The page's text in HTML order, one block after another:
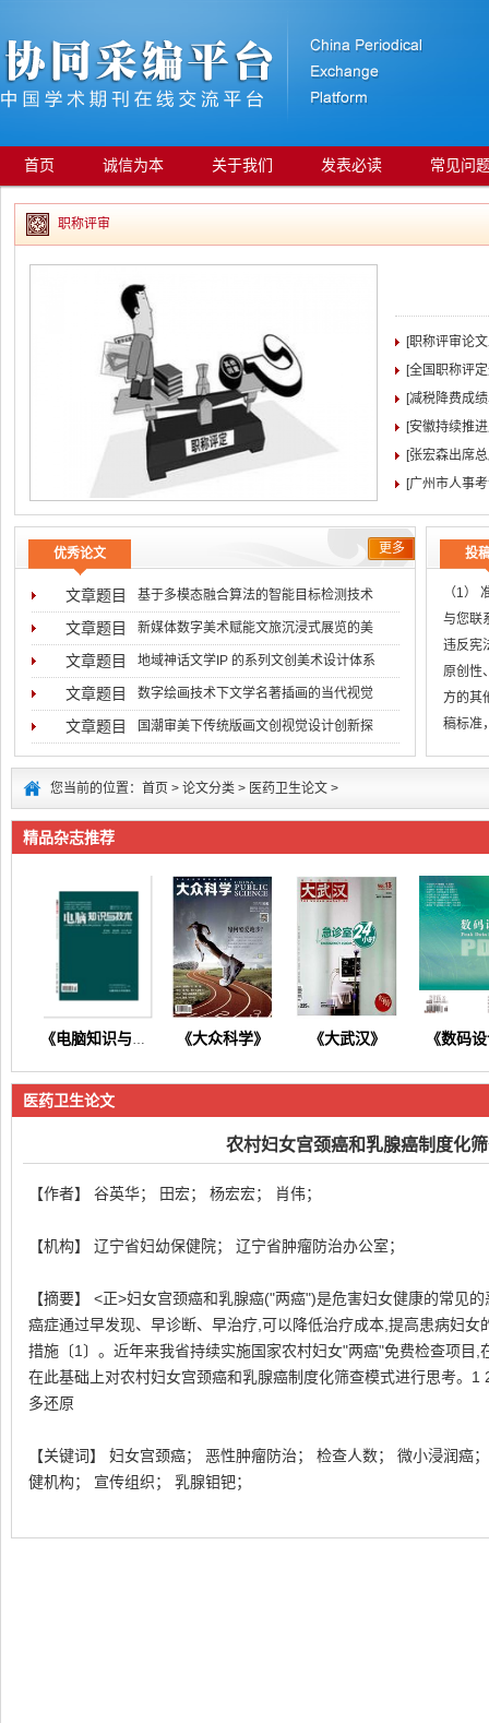
首页 诚信为本 关于我们 发表必读 常见问
职称评审
[职称评审论
[全国职称评
[减税降费成
[安徽持续推
[张宏森出席
[广州市人事
优秀论文 更多
基于多模态融合算法的智能目标检测技术
文章题目
新媒体数字美术赋能文旅沉浸式展览的美
文章题目
地域神话文学IP 的系列文创美术设计体系
文章题目
数字绘画技术下文学名著插画的当代视觉
文章题目
国潮审美下传统版画文创视觉设计创新探
文章题目
投
（1）
与您联
违反宪
原创性
方的其
稿标准
您当前的位置： 首页 > 论文分类 > 医药卫生论文 >
精品杂志推荐
《电脑知识与技术》 《大众科学》 《大武汉》 《数码
医药卫生论文
农村妇女宫颈癌和乳腺癌制度化
【作者】 谷英华； 田宏； 杨宏宏； 肖伟；
【机构】 辽宁省妇幼保健院； 辽宁省肿瘤防治办公室；
【摘要】 <正>妇女宫颈癌和乳腺癌("两癌")是危害妇女健康的常见
癌症通过早发现、早诊断、早治疗,可以降低治疗成本,提高患病妇
措施〔1〕。近年来我省持续实施国家农村妇女"两癌"免费检查项目
在此基础上对农村妇女宫颈癌和乳腺癌制度化筛查模式进行思考。
多还原
【关键词】 妇女宫颈癌； 恶性肿瘤防治； 检查人数； 微小浸润癌
健机构； 宣传组织； 乳腺钼钯；